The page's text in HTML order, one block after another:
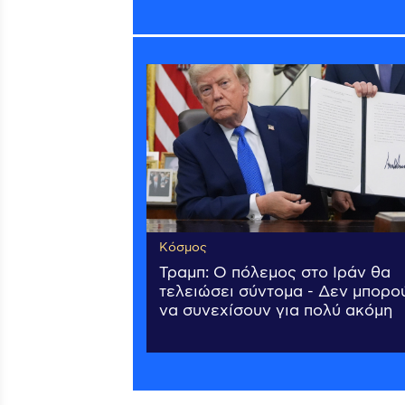
Κόσμος
Τραμπ: Ο πόλεμος στο Ιράν θα
τελειώσει σύντομα - Δεν
να συνεχίσουν για πολύ ακόμη